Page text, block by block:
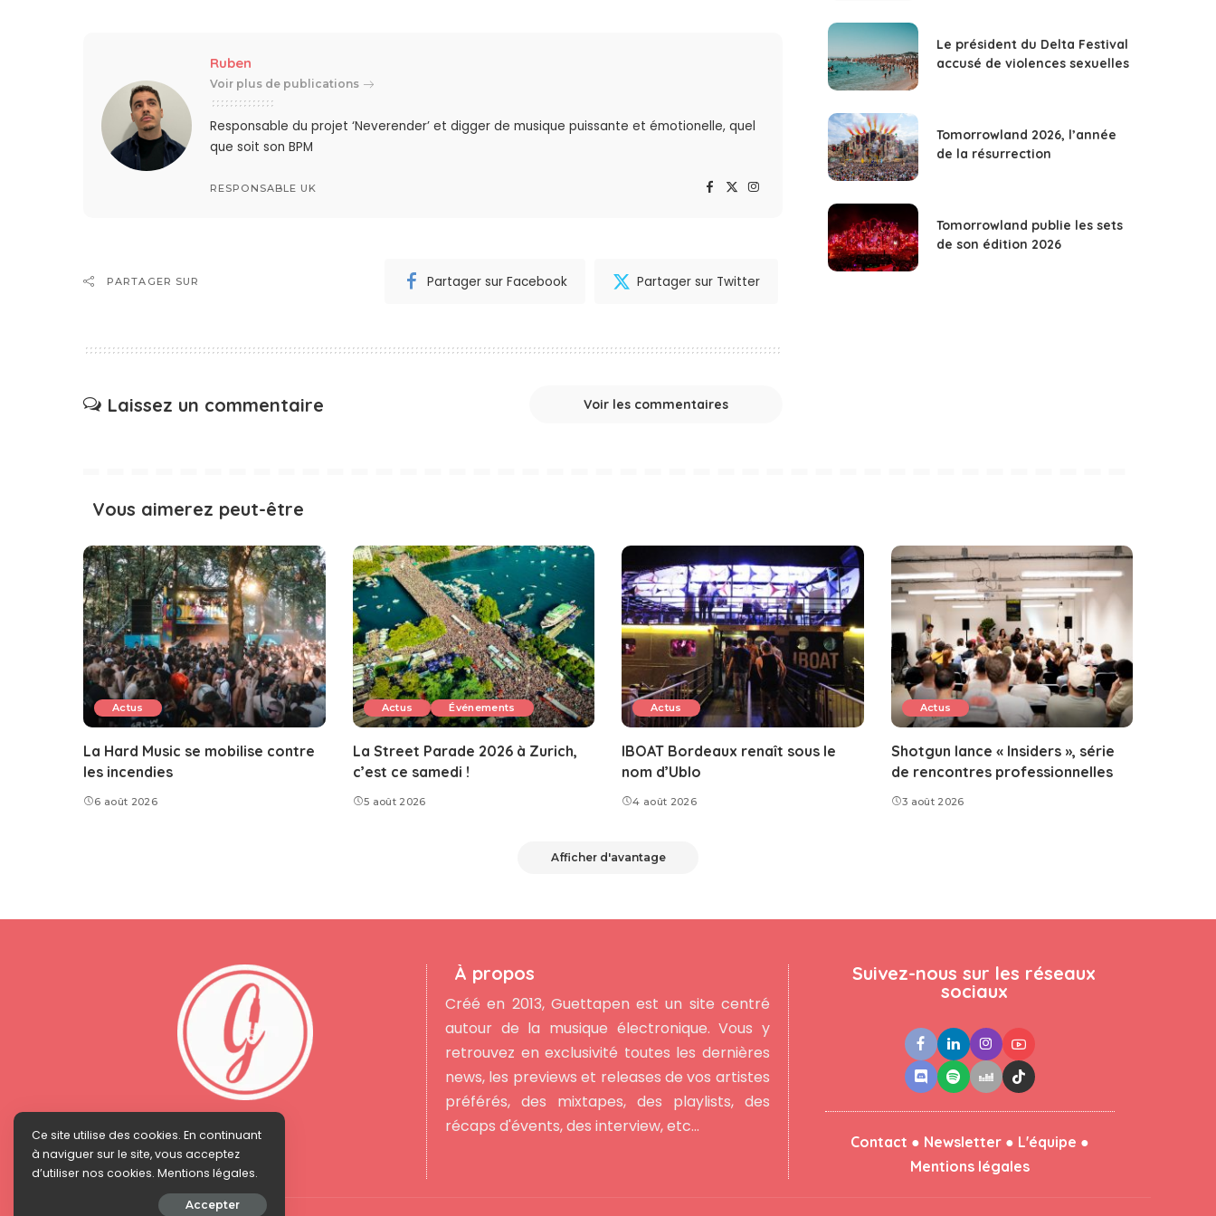
Ruben
Voir plus de publications
Responsable du projet ‘Neverender’ et digger de musique puissante et émotionelle, quel
que soit son BPM
RESPONSABLE UK
PARTAGER SUR Partager sur Facebook Partager sur Twitter
Laissez un commentaire Voir les commentaires
Le président du Delta Festival
accusé de violences sexuelles
Tomorrowland 2026, l’année
de la résurrection
Tomorrowland publie les sets
de son édition 2026
Vous aimerez peut-être
Actus
La Hard Music se mobilise contre
les incendies
6 août 2026
Actus Événements
La Street Parade 2026 à Zurich,
c’est ce samedi !
5 août 2026
Actus
IBOAT Bordeaux renaît sous le
nom d’Ublo
4 août 2026
Actus
Shotgun lance « Insiders », série
de rencontres professionnelles
3 août 2026
Afficher d'avantage
À propos
Créé en 2013, Guettapen est un site centré
autour de la musique électronique. Vous y
retrouvez en exclusivité toutes les dernières
news, les previews et releases de vos artistes
préférés, des mixtapes, des playlists, des
récaps d'évents, des interview, etc...
Suivez-nous sur les réseaux
sociaux
Contact ● Newsletter ● L'équipe ●
Mentions légales
Ce site utilise des cookies. En continuant
à naviguer sur le site, vous acceptez
d’utiliser nos cookies. Mentions légales.
Accepter